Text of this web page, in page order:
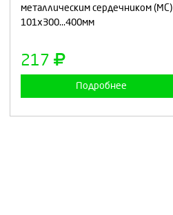
металлическим сердечником (МС)
101x300...400мм
217
Подробнее